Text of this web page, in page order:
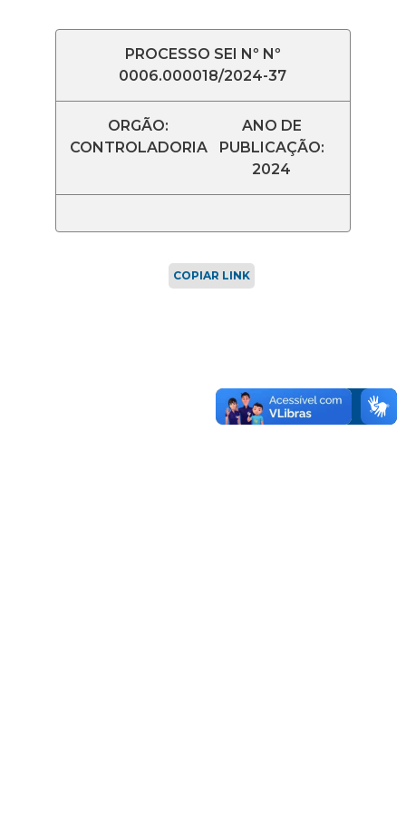
PROCESSO SEI Nº Nº
0006.000018/2024-37
ORGÃO:
CONTROLADORIA
ANO DE
PUBLICAÇÃO:
2024
COPIAR LINK